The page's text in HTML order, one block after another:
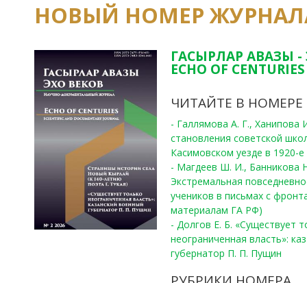
НОВЫЙ НОМЕР
ГАСЫРЛАР АВАЗЫ -
ECHO OF
ЧИТАЙТЕ В НОМЕРЕ
- Галлямова А. Г.,
становления советской
Касимовском уезде в 1920-е
- Магдеев Ш. И., Банникова
Экстремальная
учеников в письмах с
материалам ГА РФ)
- Долгов Е. Б. «Существует
неограниченная власть»:
губернатор П. П. Пущин